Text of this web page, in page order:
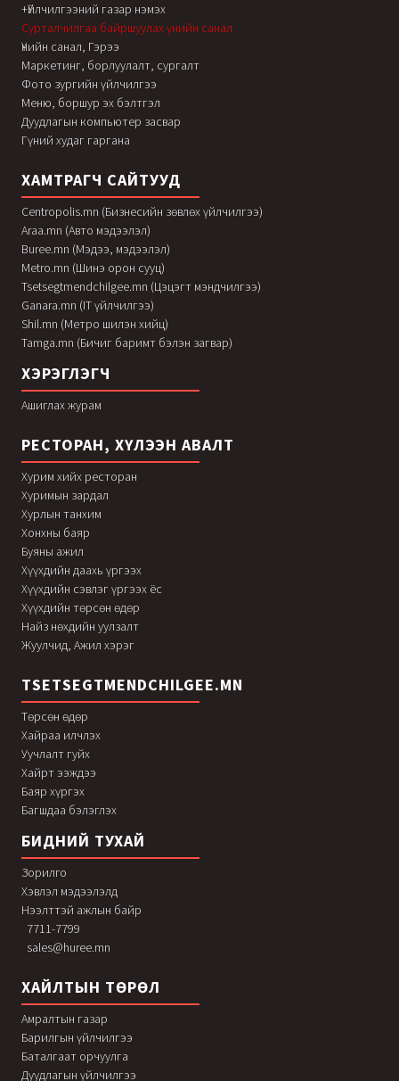
+Үйлчилгээний газар нэмэх
Сурталчилгаа байршуулах үнийн санал
Үнийн санал, Гэрээ
Маркетинг, борлуулалт, сургалт
Фото зургийн үйлчилгээ
Меню, боршур эх бэлтгэл
Дуудлагын компьютер засвар
Гүний худаг гаргана
ХАМТРАГЧ САЙТУУД
Centropolis.mn (Бизнесийн зөвлөх үйлчилгээ)
Araa.mn (Авто мэдээлэл)
Buree.mn (Мэдээ, мэдээлэл)
Metro.mn (Шинэ орон сууц)
Tsetsegtmendchilgee.mn (Цэцэгт мэндчилгээ)
Ganara.mn (IT үйлчилгээ)
Shil.mn (Метро шилэн хийц)
Tamga.mn (Бичиг баримт бэлэн загвар)
ХЭРЭГЛЭГЧ
Ашиглах журам
РЕСТОРАН, ХҮЛЭЭН АВАЛТ
Хурим хийх ресторан
Хуримын зардал
Хурлын танхим
Хонхны баяр
Буяны ажил
Хүүхдийн даахь үргээх
Хүүхдийн сэвлэг үргээх ёс
Хүүхдийн төрсөн өдөр
Найз нөхдийн уулзалт
Жуулчид, Ажил хэрэг
TSETSEGTMENDCHILGEE.MN
Төрсөн өдөр
Хайраа илчлэх
Уучлалт гуйх
Хайрт ээждээ
Баяр хүргэх
Багшдаа бэлэглэх
БИДНИЙ ТУХАЙ
Зорилго
Хэвлэл мэдээлэлд
Нээлттэй ажлын байр
7711-7799
sales@huree.mn
ХАЙЛТЫН ТӨРӨЛ
Амралтын газар
Барилгын үйлчилгээ
Баталгаат орчуулга
Дуудлагын үйлчилгээ